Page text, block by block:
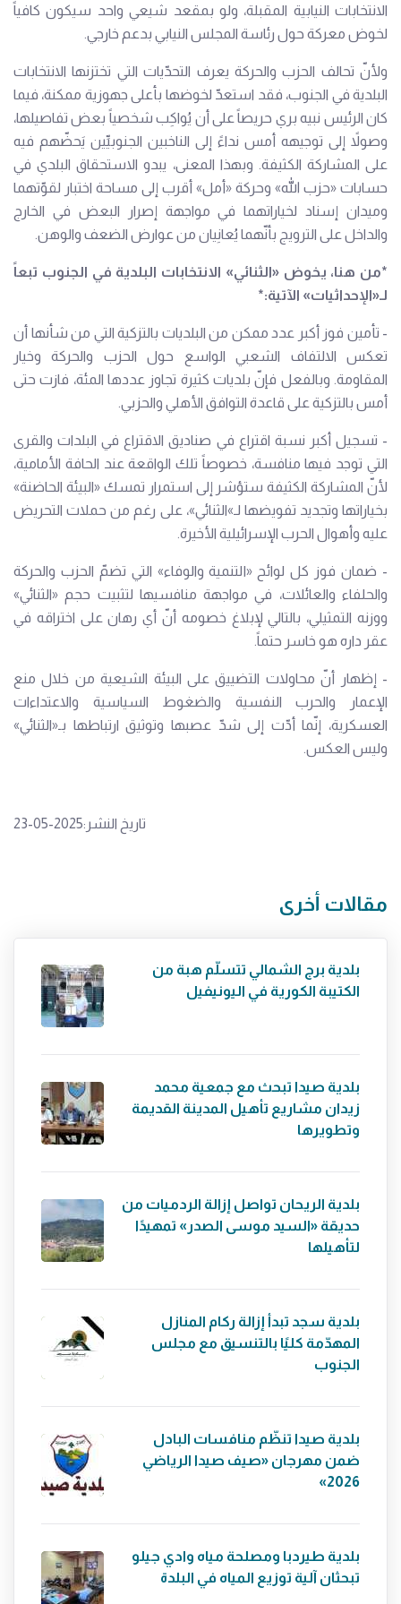
الانتخابات النيابية المقبلة، ولو بمقعد شيعي واحد سيكون كافياً
لخوض معركة حول رئاسة المجلس النيابي بدعم خارجي.
ولأنّ تحالف الحزب والحركة يعرف التحدّيات التي تختزنها الانتخابات
البلدية في الجنوب، فقد استعدّ لخوضها بأعلى جهوزية ممكنة، فيما
كان الرئيس نبيه بري حريصاً على أن يُواكِب شخصياً بعض تفاصيلها،
وصولاً إلى توجيهه أمس نداءً إلى الناخبين الجنوبيِّين يَحضّهم فيه
على المشاركة الكثيفة. وبهذا المعنى، يبدو الاستحقاق البلدي في
حسابات «حزب الله» وحركة «أمل» أقرب إلى مساحة اختبار لقوّتهما
وميدان إسناد لخياراتهما في مواجهة إصرار البعض في الخارج
والداخل على الترويج بأنّهما يُعانِيان من عوارض الضعف والوهن.
*من هنا، يخوض «الثنائي» الانتخابات البلدية في الجنوب تبعاً
لـ«الإحداثيات» الآتية:*
- تأمين فوز أكبر عدد ممكن من البلديات بالتزكية التي من شأنها أن
تعكس الالتفاف الشعبي الواسع حول الحزب والحركة وخيار
المقاومة. وبالفعل فإنّ بلديات كثيرة تجاوز عددها المئة، فازت حتى
أمس بالتزكية على قاعدة التوافق الأهلي والحزبي.
- تسجيل أكبر نسبة اقتراع في صناديق الاقتراع في البلدات والقرى
التي توجد فيها منافسة، خصوصاً تلك الواقعة عند الحافة الأمامية،
لأنّ المشاركة الكثيفة ستؤشر إلى استمرار تمسك «البيئة الحاضنة»
بخياراتها وتجديد تفويضها لـ»الثنائي»، على رغم من حملات التحريض
عليه وأهوال الحرب الإسرائيلية الأخيرة.
- ضمان فوز كل لوائح «التنمية والوفاء» التي تضمّ الحزب والحركة
والحلفاء والعائلات، في مواجهة منافسيها لتثبيت حجم «الثنائي»
ووزنه التمثيلي، بالتالي لإبلاغ خصومه أنّ أي رهان على اختراقه في
عقر داره هو خاسر حتماً.
- إظهار أنّ محاولات التضييق على البيئة الشيعية من خلال منع
الإعمار والحرب النفسية والضغوط السياسية والاعتداءات
العسكرية، إنّما أدّت إلى شدّ عصبها وتوثيق ارتباطها بـ«الثنائي»
وليس العكس.
تاريخ النشر:2025-05-23
مقالات أخرى
بلدية برج الشمالي تتسلّم هبة من
الكتيبة الكورية في اليونيفيل
بلدية صيدا تبحث مع جمعية محمد
زيدان مشاريع تأهيل المدينة القديمة
وتطويرها
بلدية الريحان تواصل إزالة الردميات من
حديقة «السيد موسى الصدر» تمهيدًا
لتأهيلها
بلدية سجد تبدأ إزالة ركام المنازل
المهدّمة كليًا بالتنسيق مع مجلس
الجنوب
بلدية صيدا تنظّم منافسات البادل
ضمن مهرجان «صيف صيدا الرياضي
2026»
بلدية طيردبا ومصلحة مياه وادي جيلو
تبحثان آلية توزيع المياه في البلدة